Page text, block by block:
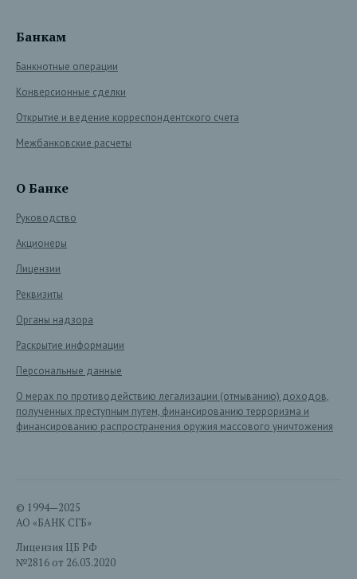
Банкам
Банкнотные операции
Конверсионные сделки
Открытие и ведение корреспондентского счета
Межбанковские расчеты
О Банке
Руководство
Акционеры
Лицензии
Реквизиты
Органы надзора
Раскрытие информации
Персональные данные
О мерах по противодействию легализации (отмыванию) доходов,
полученных преступным путем, финансированию терроризма и
финансированию распространения оружия массового уничтожения
© 1994—2025
АО «БАНК СГБ»
Лицензия ЦБ РФ
№2816 от 26.03.2020